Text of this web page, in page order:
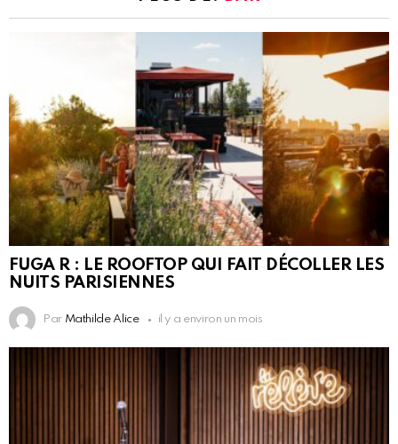
FUGA R : LE ROOFTOP QUI FAIT DÉCOLLER LES
NUITS PARISIENNES
Par Mathilde Alice il y a environ un mois